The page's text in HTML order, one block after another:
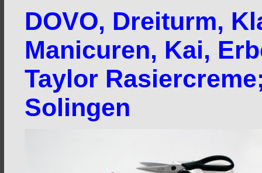
DOVO, Dreiturm,
Manicuren, Kai,
Taylor
Solingen